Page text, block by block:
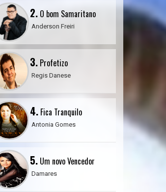
DO ALTO-
2.O bom Samaritano
Anderson Freiri
3.Profetizo
Regis Danese
4.Fica Tranquilo
Antonia Gomes
5.Um novo Vencedor
Damares